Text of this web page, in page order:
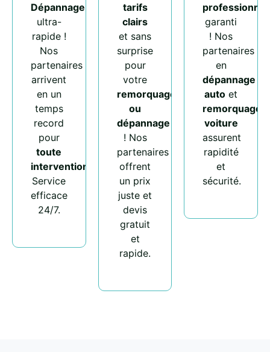
Dépannage
ultra-
rapide !
Nos
partenaires
arrivent
en un
temps
record
pour
toute
intervention
Service
efficace
24/7.
tarifs
clairs
et sans
surprise
pour
votre
remorquage
ou
dépannage
! Nos
partenaires
offrent
un prix
juste et
devis
gratuit
et
rapide.
professionnel
garanti
! Nos
partenaires
en
dépannage
auto et
remorquage
voiture
assurent
rapidité
et
sécurité.